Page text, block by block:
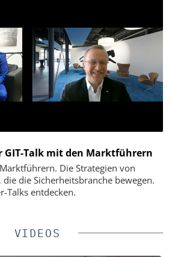
GIT-Talk mit den Marktführern
Die Strategien von
die Sicherheitsbranche bewegen.
Talks entdecken.
VIDEOS